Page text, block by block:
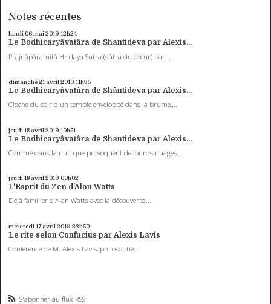
Notes récentes
lundi 06mai 2019 12h24
Le Bodhicaryâvatâra de Shantideva par Alexis...
Prajnâpâramitâ Hridaya Sutra (sûtra du coeur) par...
dimanche 21 avril 2019 11h35
Le Bodhicaryâvatâra de Shântideva par Alexis...
Cloche du soir d'un temple enveloppé dans la brume,...
jeudi 18 avril 2019 10h51
Le Bodhicaryâvatâra de Shantideva par Alexis...
Comme dans la nuit que provoquent de lourds nuages...
jeudi 18 avril 2019 00h02
L'Esprit du Zen d'Alan Watts
Déjà familier d’Alan Watts avec la découverte,...
mercredi 17 avril 2019 23h50
Le rite selon Confucius par Alexis Lavis
Conférence de M. Alexis Lavis, philosophe,...
S'abonner au flux RSS